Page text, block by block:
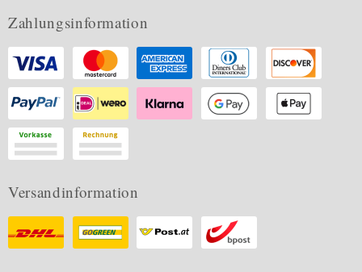
Zahlungsinformation
Versandinformation